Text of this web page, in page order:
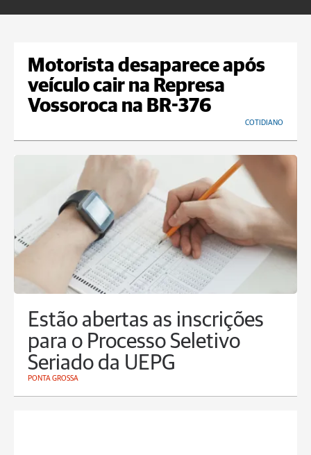
Motorista desaparece após
veículo cair na Represa
Vossoroca na BR-376
COTIDIANO
Estão abertas as inscrições
para o Processo Seletivo
Seriado da UEPG
PONTA GROSSA